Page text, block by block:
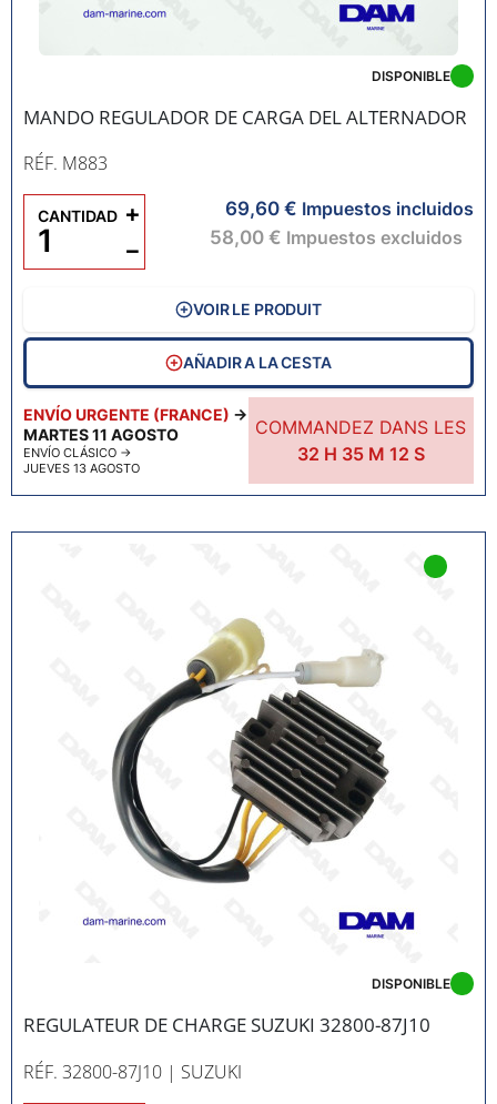
MANDO REGULADOR DE CARGA DEL ALTERNADOR
RÉF. M883
ENVÍO URGENTE (FRANCE) →
MARTES 11 AGOSTO
ENVÍO CLÁSICO →
JUEVES 13 AGOSTO
COMMANDEZ DANS LES
32 H 35 M11S
DISPONIBLE
69,60 € Impuestos incluidos
58,00 € Impuestos excluidos
CANTIDAD
−
+
VOIR LE PRODUIT
AÑADIR A LA CESTA
REGULATEUR DE CHARGE SUZUKI 32800-87J10
RÉF. 32800-87J10 | SUZUKI
DISPONIBLE